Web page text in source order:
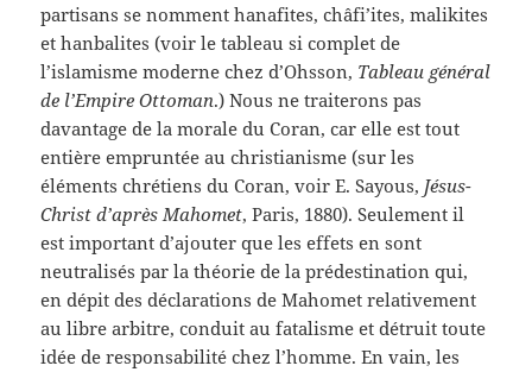
partisans se nomment hanafites, châfi’ites, malikites
et hanbalites (voir le tableau si complet de
l’islamisme moderne chez d’Ohsson, Tableau général
de l’Empire Ottoman.) Nous ne traiterons pas
davantage de la morale du Coran, car elle est tout
entière empruntée au christianisme (sur les
éléments chrétiens du Coran, voir E. Sayous, Jésus-
Christ d’après Mahomet, Paris, 1880). Seulement il
est important d’ajouter que les effets en sont
neutralisés par la théorie de la prédestination qui,
en dépit des déclarations de Mahomet relativement
au libre arbitre, conduit au fatalisme et détruit toute
idée de responsabilité chez l’homme. En vain, les